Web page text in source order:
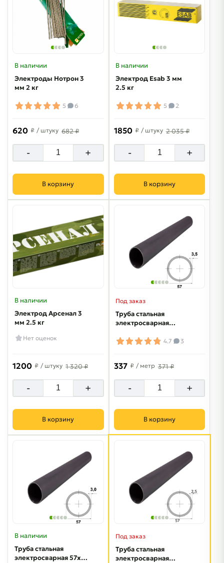
В наличии
Электроды Нотрон 3
мм 2 кг
5 6
620 ₽ / штуку 682 ₽
- +
В корзину
В наличии
Электрод Esab 3 мм
2.5 кг
5 2
1850 ₽ / штуку 2 035 ₽
- +
В корзину
В наличии
Электрод Арсенал 3
мм 2.5 кг
Нет оценок
1200 ₽ / штуку 1 320 ₽
- +
В корзину
Под заказ
Труба стальная
электросварная
4.7 3
337 ₽ / метр 371 ₽
- +
В корзину
В наличии
Труба стальная
электросварная 57х3
Под заказ
Труба стальная
электросварная